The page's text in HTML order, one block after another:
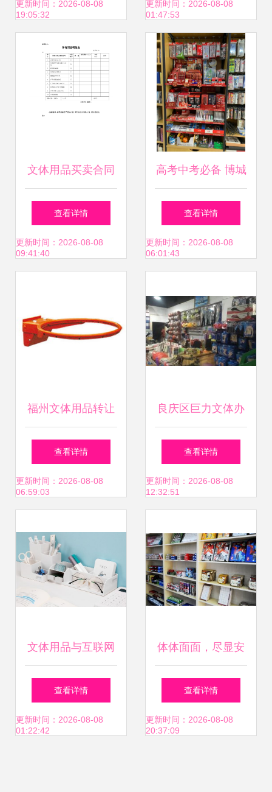
流
更新时间：2026-08-08
19:05:32
攻略
更新时间：2026-08-08
01:47:53
文体用品买卖合同
详解 从选购到履约
的全面指南
查看详情
更新时间：2026-08-08
09:41:40
高考中考必备 博城
文化超市考试用具
专柜全攻略
查看详情
更新时间：2026-08-08
06:01:43
福州文体用品转让
与求购全攻略 便民
网助力二手交易智
查看详情
更新时间：2026-08-08
06:59:03
良庆区巨力文体办
公用品店旺铺转让
区位优势与行业前
查看详情
更新时间：2026-08-08
12:32:51
文体用品与互联网
思维的碰撞 文体用
品网或将打破常规
查看详情
更新时间：2026-08-08
01:22:42
体体面面，尽显安
徽文体新风尚
查看详情
更新时间：2026-08-08
20:37:09